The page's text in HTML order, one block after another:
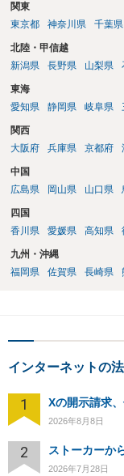
関東
東京都
神奈川県 千葉県
北陸・甲信越
新潟県
長野県 山梨県
東海
愛知県
静岡県 岐阜県
関西
大阪府
兵庫県 京都府
中国
広島県
岡山県 山口県
四国
香川県
愛媛県 高知県
九州・沖縄
福岡県
佐賀県 長崎県
インターネットの
1
2026年8月8日
2 ストーカーか
2026年7月28日